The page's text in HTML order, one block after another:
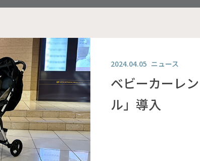
2024.04.05 ニュース
ベビーカーレ
ル」導入